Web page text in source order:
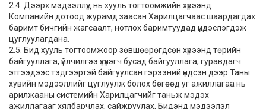
2.4. Дээрх мэдээллүүд нь хууль тогтоомжийн хүрээнд
Компанийн дотоод журамд заасан Харилцагчаас шаардагдах
баримт бичгийн жагсаалт, нотлох баримтуудад үндэслэгдэж
цуглуулагдана.
2.5. Бид хууль тогтоомжоор зөвшөөрөгдсөн хүрээнд төрийн
байгууллага, үйлчилгээ үзүүлэгч бусад байгууллага, гуравдагч
этгээдээс тэдгээртэй байгуулсан гэрээний үндсэн дээр Таны
хувийн мэдээллийг цуглуулж болох бөгөөд уг ажиллагаа нь
арилжааны системийн Харилцагчийг таньж мэдэх
ажиллагааг хялбарчлах, сайжруулах, Бидэнд мэдээлэл